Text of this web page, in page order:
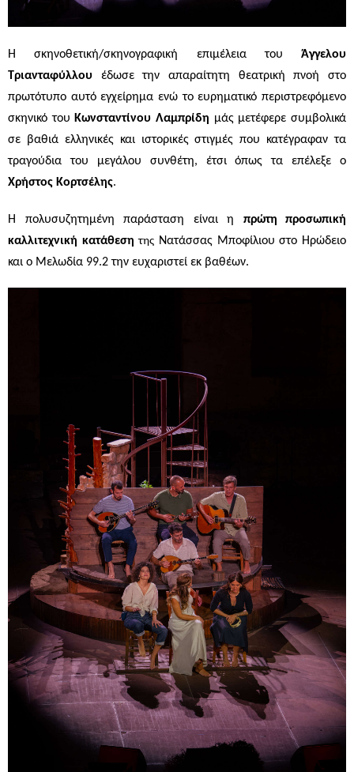
Η σκηνοθετική/σκηνογραφική επιμέλεια του Άγγελου
Τριανταφύλλου έδωσε την απαραίτητη θεατρική πνοή στο
πρωτότυπο αυτό εγχείρημα ενώ το ευρηματικό περιστρεφόμενο
σκηνικό του Κωνσταντίνου Λαμπρίδη μάς μετέφερε συμβολικά
σε βαθιά ελληνικές και ιστορικές στιγμές που κατέγραφαν τα
τραγούδια του μεγάλου συνθέτη, έτσι όπως τα επέλεξε ο
Χρήστος Κορτσέλης.
Η πολυσυζητημένη παράσταση είναι η πρώτη
προσωπική
καλλιτεχνική κατάθεση της Νατάσσας Μποφίλιουστο Ηρώδειο
και ο Μελωδία 99.2 την ευχαριστεί εκ βαθέων.